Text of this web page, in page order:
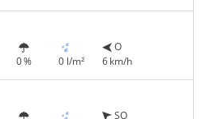
0 % 0 l/m²
O
6 km/h
SO